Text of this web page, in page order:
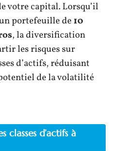
votre capital. Lorsqu’il
portefeuille de10
, la diversification
les risques sur
d’actifs, réduisant
de la volatilité
classes d’actifs à